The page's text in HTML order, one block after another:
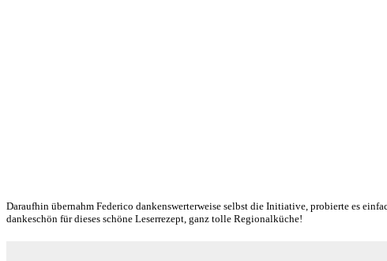
Daraufhin übernahm Federico dankenswerterweise selbst die Initiative, probierte es
dankeschön für dieses schöne Leserrezept, ganz tolle Regionalküche!